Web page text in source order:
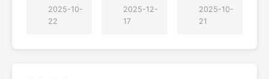
险中的装
备防水策
2025-10-
22
险中的生
物识别与
2025-12-
17
险中的温
度管理策
2025-10-
21